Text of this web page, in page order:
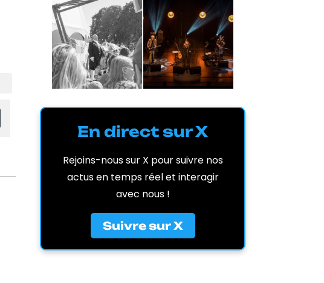
En direct sur X
Rejoins-nous sur X pour suivre nos
actus en temps réel et interagir
avec nous !
Suivre sur X